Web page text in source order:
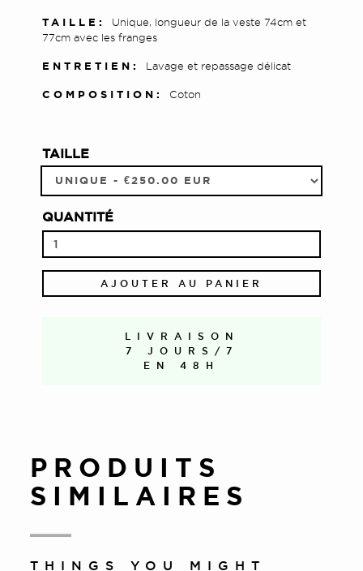
TAILLE: Unique, longueur de la veste 74cm et
77cm avec les franges
ENTRETIEN: Lavage et repassage délicat
COMPOSITION: Coton
TAILLE
QUANTITÉ
AJOUTER AU PANIER
LIVRAISON
7 JOURS/7
EN 48H
PRODUITS
SIMILAIRES
THINGS YOU MIGHT